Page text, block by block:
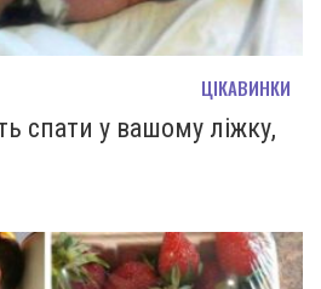
ЦІКАВИНКИ
спати у вашому ліжку,